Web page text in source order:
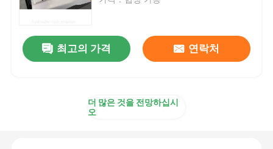
유압 브레이커는 속입니다
최고의 가격 연락처
더 많은 것을 전망하십시
오